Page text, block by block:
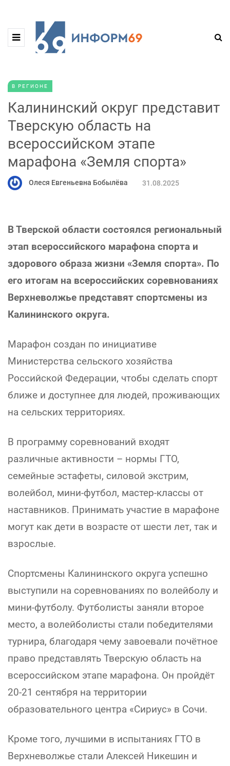
В РЕГИОНЕ
Калининский округ представит
Тверскую область на
всероссийском этапе
марафона «Земля спорта»
Олеся Евгеньевна Бобылёва 31.08.2025
В Тверской области состоялся региональный
этап всероссийского марафона спорта и
здорового образа жизни «Земля спорта». По
его итогам на всероссийских соревнованиях
Верхневолжье представят спортсмены из
Калининского округа.
Марафон создан по инициативе
Министерства сельского хозяйства
Российской Федерации, чтобы сделать спорт
ближе и доступнее для людей, проживающих
на сельских территориях.
В программу соревнований входят
различные активности – нормы ГТО,
семейные эстафеты, силовой экстрим,
волейбол, мини-футбол, мастер-классы от
наставников. Принимать участие в марафоне
могут как дети в возрасте от шести лет, так и
взрослые.
Спортсмены Калининского округа успешно
выступили на соревнованиях по волейболу и
мини-футболу. Футболисты заняли второе
место, а волейболисты стали победителями
турнира, благодаря чему завоевали почётное
право представлять Тверскую область на
всероссийском этапе марафона. Он пройдёт
20-21 сентября на территории
образовательного центра «Сириус» в Сочи.
Кроме того, лучшими в испытаниях ГТО в
Верхневолжье стали Алексей Никешин и